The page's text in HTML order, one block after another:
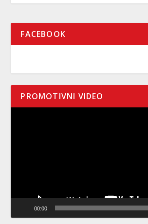
FACEBOOK
PROMOTIVNI VIDEO
00:00